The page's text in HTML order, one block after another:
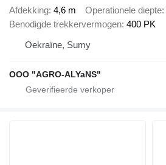
Afdekking 4,6 m Operationele diepte
Benodigde trekkervermogen 400 PK
Oekraïne, Sumy
OOO "AGRO-ALYaNS"